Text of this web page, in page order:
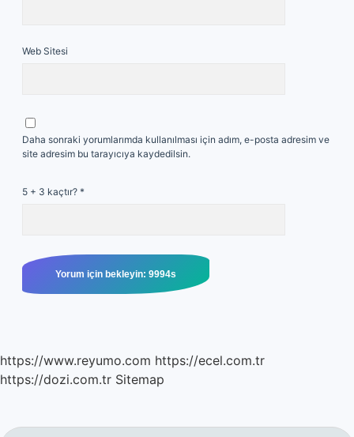
Web Sitesi
Daha sonraki yorumlarımda kullanılması için adım, e-posta adresim ve
site adresim bu tarayıcıya kaydedilsin.
5 + 3 kaçtır? *
https://www.reyumo.com https://ecel.com.tr
https://dozi.com.tr Sitemap